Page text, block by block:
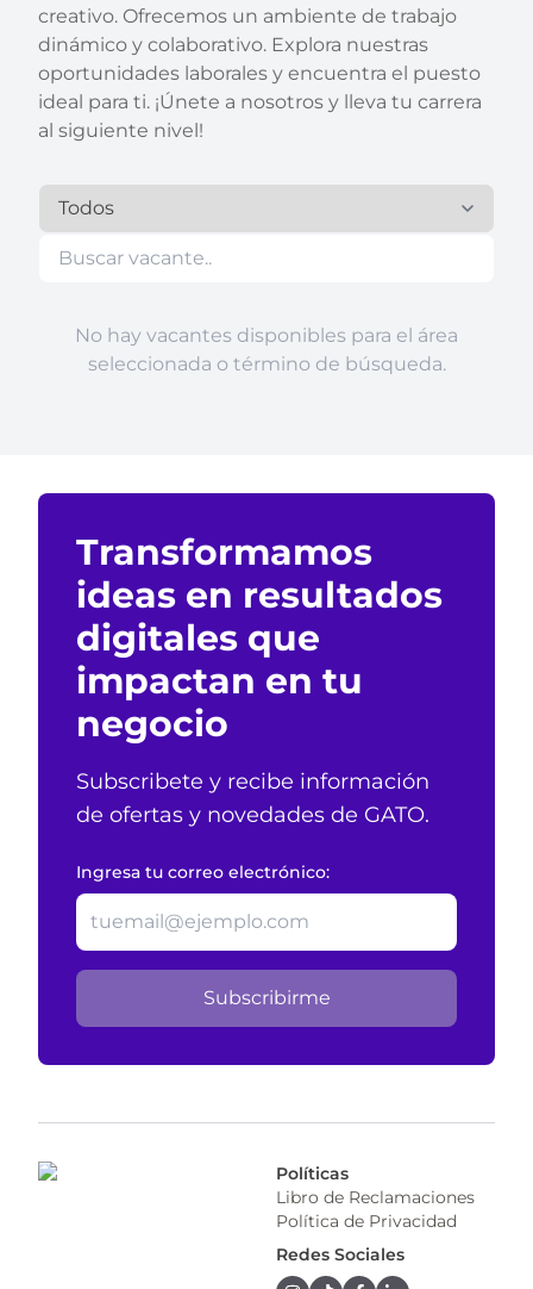
creativo. Ofrecemos un ambiente de trabajo
dinámico y colaborativo. Explora nuestras
oportunidades laborales y encuentra el puesto
ideal para ti. ¡Únete a nosotros y lleva tu carrera
al siguiente nivel!
No hay vacantes disponibles para el área
seleccionada o término de búsqueda.
Transformamos
ideas en resultados
digitales que
impactan en tu
negocio
Subscribete y recibe información
de ofertas y novedades de GATO.
Ingresa tu correo electrónico:
Subscribirme
Políticas
Libro de Reclamaciones
Política de Privacidad
Redes Sociales